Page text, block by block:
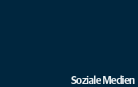
Soziale Medien